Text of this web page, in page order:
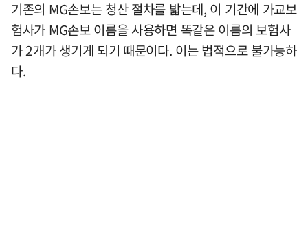
기존의 MG손보는 청산 절차를 밟는데, 이 기간에 가교보
험사가 MG손보 이름을 사용하면 똑같은 이름의 보험사
가 2개가 생기게 되기 때문이다. 이는 법적으로 불가능하
다.